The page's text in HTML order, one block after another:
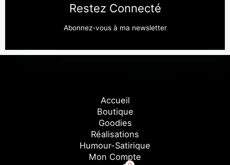
Restez Connecté
Abonnez-vous à ma newsletter
Accueil
Boutique
Goodies
Réalisations
Humour-Satirique
Mon Compte